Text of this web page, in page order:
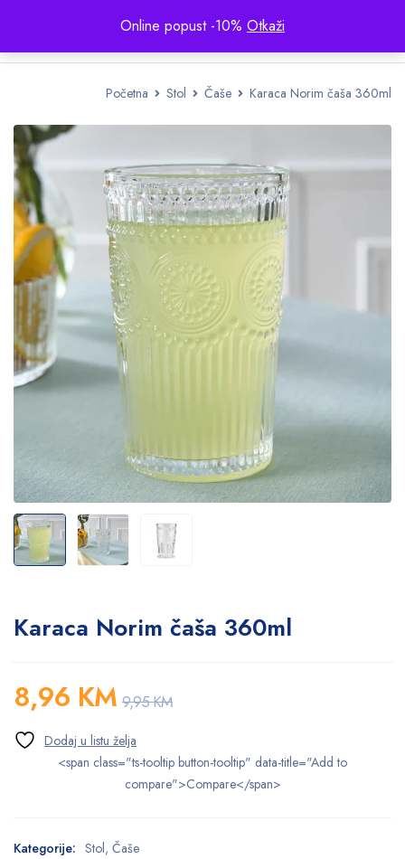
Online popust -10% Otkaži
Početna Stol Čaše Karaca Norim čaša 360ml
Karaca Norim čaša 360ml
9,95KM
8,96 KM
<span class="ts-tooltip button-tooltip" data-title="Add to
compare">Compare</span>
Kategorije: Stol, Čaše